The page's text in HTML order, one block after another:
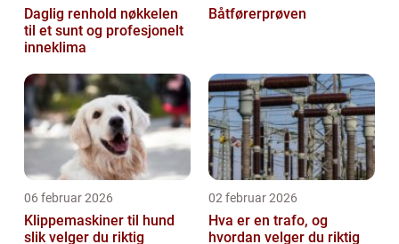
Daglig renhold nøkkelen
til et sunt og profesjonelt
inneklima
Båtførerprøven
06 februar 2026
Klippemaskiner til hund
slik velger du riktig
02 februar 2026
Hva er en trafo, og
hvordan velger du riktig